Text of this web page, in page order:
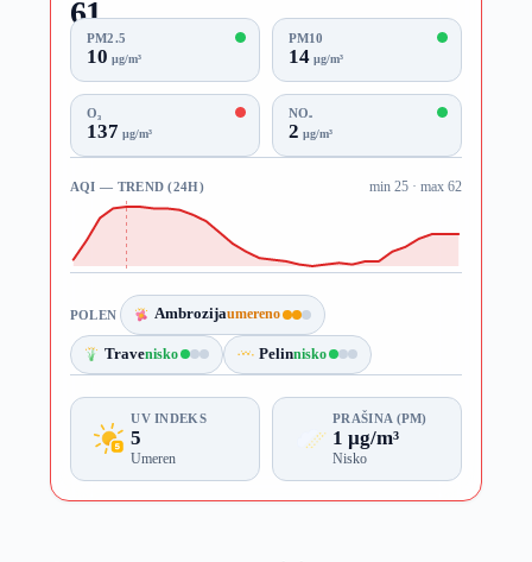
61
AQI
PM2.5
10 µg/m³
PM10
14µg/m³
O₃
137 µg/m³
NO₂
2 µg/m³
AQI — TREND (24H) min 25 · max 62
POLEN Ambrozijaumereno
Travenisko Pelinnisko
UV INDEKS
5
Umeren
PRAŠINA (PM)
1 µg/m³
Nisko